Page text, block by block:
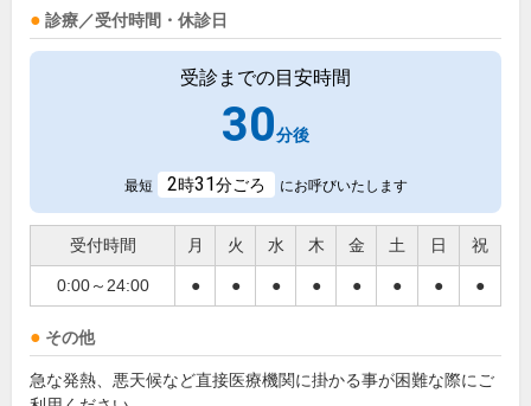
診療／受付時間・休診日
受診までの目安時間
30分後
最短 2時31分ごろ にお呼びいたします
受付時間 月 火 水 木 金 土 日 祝
0:00～24:00 ● ● ● ● ● ● ● ●
その他
急な発熱、悪天候など直接医療機関に掛かる事が困難な際にご